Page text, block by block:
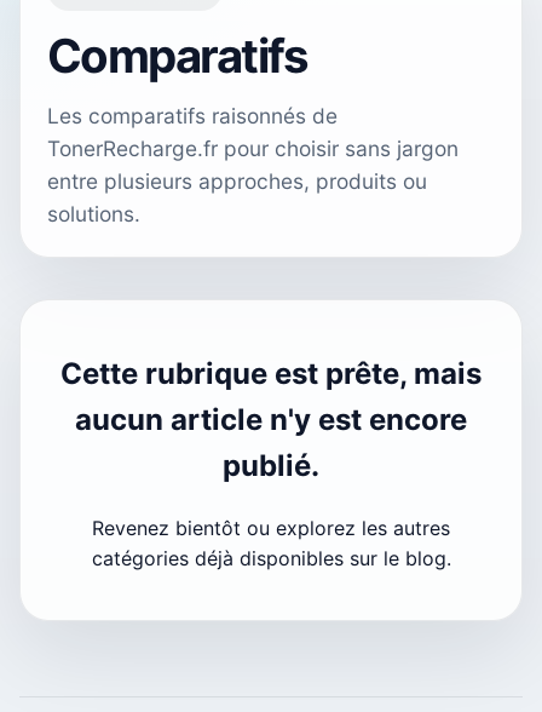
Comparatifs
Les comparatifs raisonnés de
TonerRecharge.fr pour choisir sans jargon
entre plusieurs approches, produits ou
solutions.
Cette rubrique est prête, mais
aucun article n'y est encore
publié.
Revenez bientôt ou explorez les autres
catégories déjà disponibles sur le blog.